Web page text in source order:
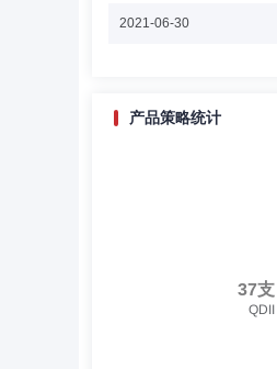
投资决策
朱晓龙先生：硕士
2021-06-30
产品策略统计